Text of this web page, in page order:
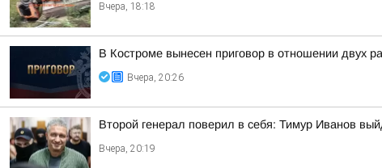
Вчера, 18:18
В Костроме вынесен приговор в отношении двух
Вчера, 20:26
Второй генерал поверил в себя: Тимур Иванов
Вчера, 20:19